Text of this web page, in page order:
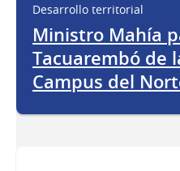
Desarrollo territorial
Ministro Mahía
Tacuarembó de
Campus del